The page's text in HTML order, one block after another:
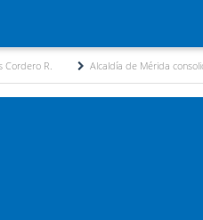
Alcaldía de Mérida consolida acuerdos con